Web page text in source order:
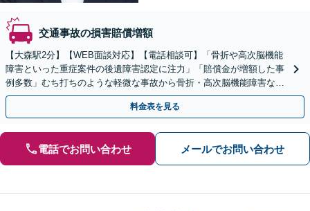
交通事故の損害賠償増額
【大森駅2分】【WEB面談対応】【電話相談可】「骨折や高次脳機能
障害といった重症案件の後遺障害認定に注力」「賠償金が増額した事
例多数」むち打ちのような軽微な事故から骨折・高次脳機能障害など
の重症事故まで、事故の規模に関わらず対応いたします
料金表を見る
電話でお問い合わせ メールでお問い合わせ